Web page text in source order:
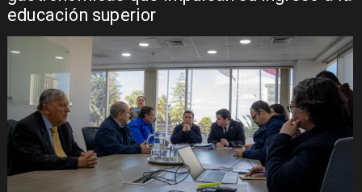
educación superior